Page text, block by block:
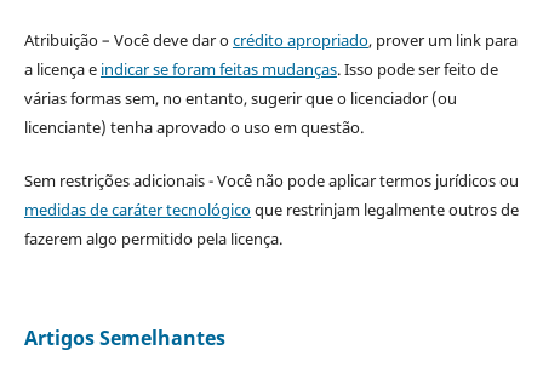
Atribuição – Você deve dar ocrédito apropriado, prover um link para
a licença e indicar se foram feitas mudanças. Isso pode ser feito de
várias formas sem, no entanto, sugerir que o licenciador (ou
licenciante) tenha aprovado o uso em questão.
Sem restrições adicionais - Você não pode aplicar termos jurídicos ou
medidas de caráter tecnológicoque restrinjam legalmente outros de
fazerem algo permitido pela licença.
Artigos Semelhantes